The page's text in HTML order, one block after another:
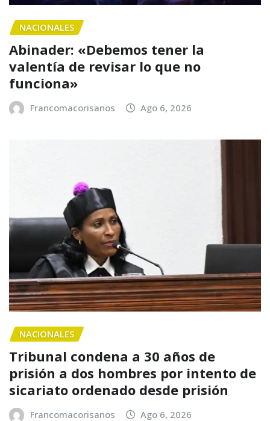
NACIONALES
Abinader: «Debemos tener la
valentía de revisar lo que no
funciona»
Francomacorisanos Ago 6, 2026
NACIONALES
Tribunal condena a 30 años de
prisión a dos hombres por intento de
sicariato ordenado desde prisión
Francomacorisanos Ago 6, 2026